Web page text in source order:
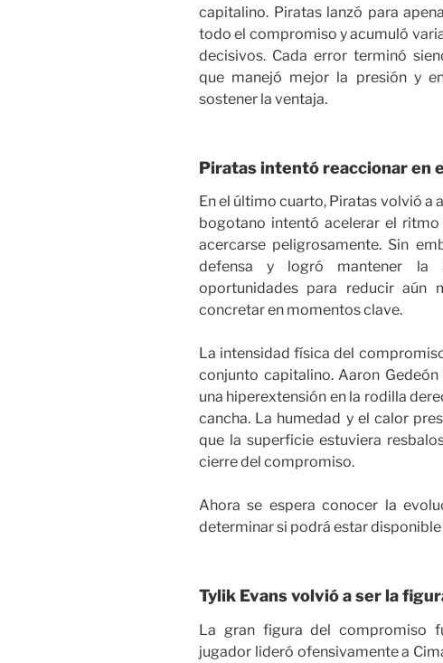
capitalino. Piratas lanzó para
todo el compromiso y acumuló
decisivos. Cada error terminó
que manejó mejor la presión y
sostener la ventaja.
Piratas intentó reaccionar en
En el último cuarto, Piratas volvió a
bogotano intentó acelerar el
acercarse peligrosamente. Sin
defensa y logró mantener la
oportunidades para reducir aún
concretar en momentos clave.
La intensidad física del
conjunto capitalino. Aaron
una hiperextensión en la rodilla
cancha. La humedad y el calor
que la superficie estuviera
cierre del compromiso.
Ahora se espera conocer la
determinar si podrá estar disponible
Tylik Evans volvió a ser la
La gran figura del compromiso
jugador lideró ofensivamente a